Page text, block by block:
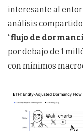
interesante al
análisis compartido
“flujo de
por debajo de 1
con mínimos